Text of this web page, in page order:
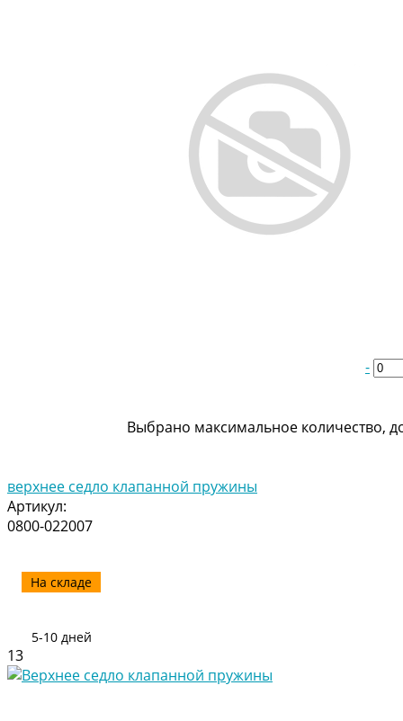
-
Выбрано максимальное количество,
верхнее седло клапанной пружины
Артикул:
0800-022007
На складе
5-10 дней
13